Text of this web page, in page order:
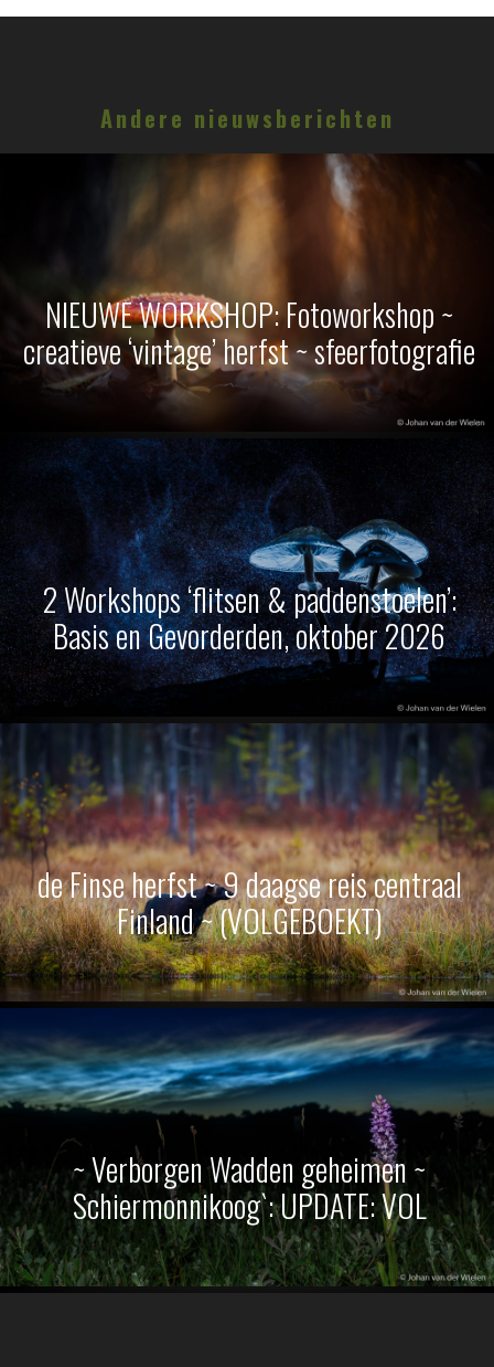
Andere nieuwsberichten
NIEUWE WORKSHOP: Fotoworkshop ~
creatieve ‘vintage’ herfst ~ sfeerfotografie
2 Workshops ‘flitsen & paddenstoelen’:
Basis en Gevorderden, oktober 2026
de Finse herfst ~ 9 daagse reis centraal
Finland ~ (VOLGEBOEKT)
~ Verborgen Wadden geheimen ~
Schiermonnikoog`: UPDATE: VOL